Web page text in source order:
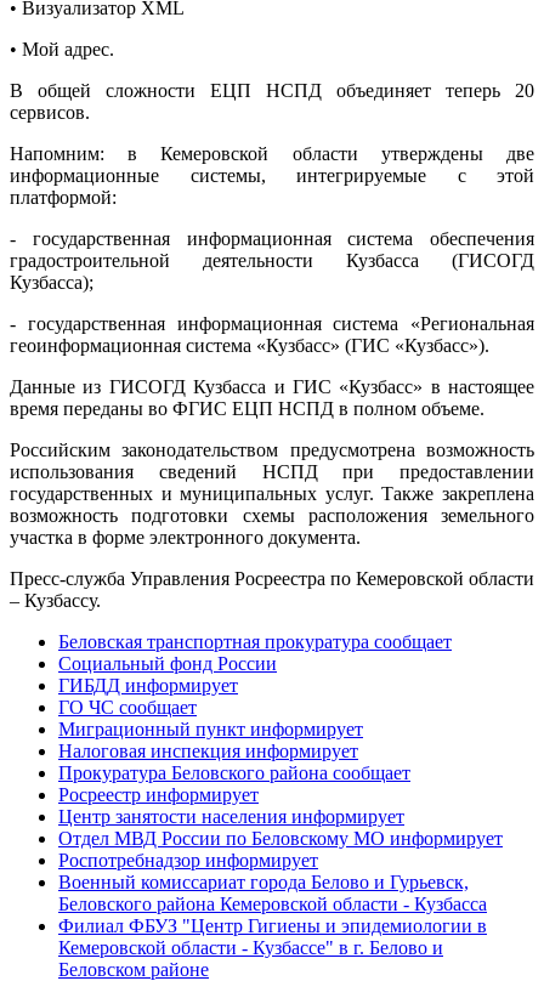
• Визуализатор XML
• Мой адрес.
В общей сложности ЕЦП НСПД объединяет теперь 20
сервисов.
Напомним: в Кемеровской области утверждены две
информационные системы, интегрируемые с этой
платформой:
- государственная информационная система обеспечения
градостроительной деятельности Кузбасса (ГИСОГД
Кузбасса);
- государственная информационная система «Региональная
геоинформационная система «Кузбасс» (ГИС «Кузбасс»).
Данные из ГИСОГД Кузбасса и ГИС «Кузбасс» в настоящее
время переданы во ФГИС ЕЦП НСПД в полном объеме.
Российским законодательством предусмотрена возможность
использования сведений НСПД при предоставлении
государственных и муниципальных услуг. Также закреплена
возможность подготовки схемы расположения земельного
участка в форме электронного документа.
Пресс-служба Управления Росреестра по Кемеровской области
– Кузбассу.
Беловская транспортная прокуратура сообщает
Социальный фонд России
ГИБДД информирует
ГО ЧС сообщает
Миграционный пункт информирует
Налоговая инспекция информирует
Прокуратура Беловского района сообщает
Росреестр информирует
Центр занятости населения информирует
Отдел МВД России по Беловскому МО информирует
Роспотребнадзор информирует
Военный комиссариат города Белово и Гурьевск,
Беловского района Кемеровской области - Кузбасса
Филиал ФБУЗ "Центр Гигиены и эпидемиологии в
Кемеровской области - Кузбассе" в г. Белово и
Беловском районе